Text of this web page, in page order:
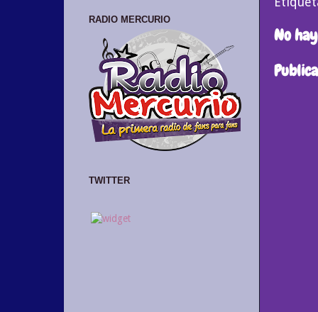
No
RADIO MERCURIO
TWITTER